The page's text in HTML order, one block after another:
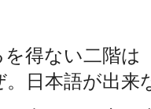
得ない二階は
日本語が出来